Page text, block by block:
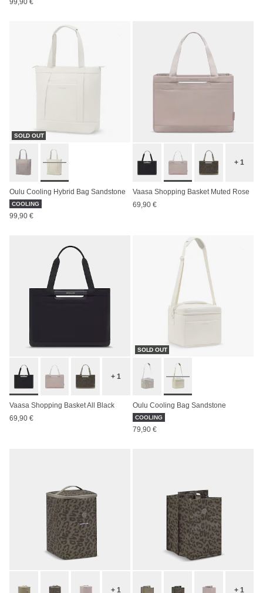
99,90 €
SOLD OUT
Oulu Cooling Hybrid Bag Sandstone
COOLING
99,90 €
+ 1
Vaasa Shopping Basket Muted Rose
69,90 €
+ 1
Vaasa Shopping Basket All Black
69,90 €
SOLD OUT
Oulu Cooling Bag Sandstone
COOLING
79,90 €
+ 1 + 1